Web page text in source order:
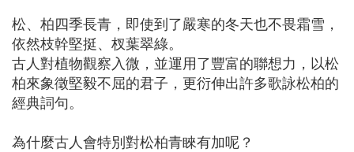
松、柏四季長青，即使到了嚴寒的冬天也不畏霜雪，
依然枝幹堅挺、杈葉翠綠。
古人對植物觀察入微，並運用了豐富的聯想力，以松
柏來象徵堅毅不屈的君子，更衍伸出許多歌詠松柏的
經典詞句。
為什麼古人會特別對松柏青睞有加呢？